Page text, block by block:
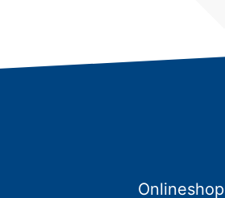
Onlineshop